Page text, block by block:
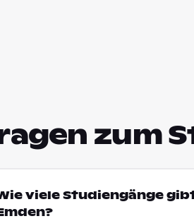
zum
viele Studiengänge